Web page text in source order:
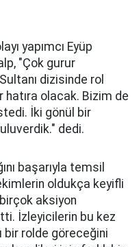
yapımcı Eyüp
"Çok gurur
dizisinde rol
olacak. Bizim de
İki gönül bir
dedi.
başarıyla temsil
oldukça keyifli
aksiyon
İzleyicilerin bu kez
bir rolde göreceğini